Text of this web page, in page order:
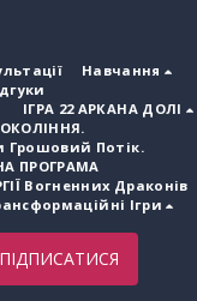
Навчання
ІГРА 22 АРКАНА ДОЛІ
Грошовий Потік.
ПРОГРАМА
Вогненних Драконів
Ігри
ПІДПИСАТИСЯ